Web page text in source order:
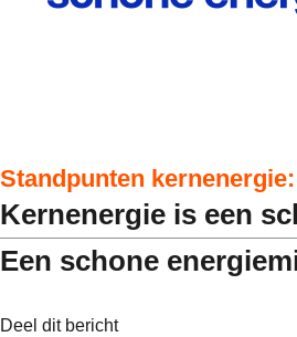
Standpunten kernenergie:
Kernenergie is een
Een schone
Deel dit bericht